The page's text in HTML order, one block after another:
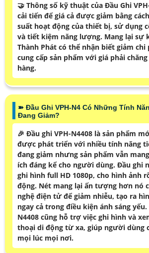
🤝 Thông số kỹ thuật của Đầu Ghi
cải tiến để giá cả được giảm bằng
suất hoạt động của thiết bị, sử dụng
và tiết kiệm năng lượng. Mang lại sự
Thành Phát có thể nhận biết giảm chi
cung cấp sản phẩm với giá phải
hàng.
➽ Đầu Ghi VPH-N4 Có Những Tính
Đang Giảm?
️🎉 Đầu ghi VPH-N4408 là sản phẩm
được phát triển với nhiều tính năng
đang giảm nhưng sản phẩm vẫn
ích đáng kể cho người dùng. Đầu ghi
ghi hình full HD 1080p, cho hình ảnh
động. Nét mang lại ấn tượng hơn nó
nghệ điện tử để giảm nhiễu, tạo ra
ngay cả trong điều kiện ánh sáng yếu.
N4408 cũng hỗ trợ việc ghi hình và
thoại di động từ xa, giúp người dùng
mọi lúc mọi nơi.